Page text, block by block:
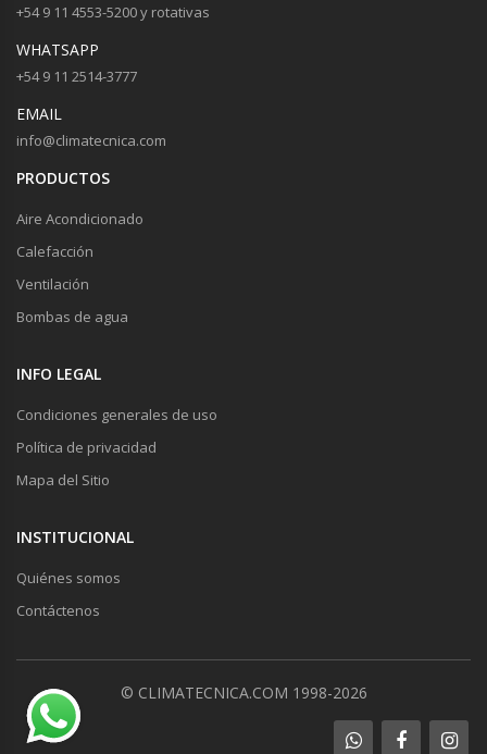
+54 9 11 4553-5200 y rotativas
WHATSAPP
+54 9 11 2514-3777
EMAIL
info@climatecnica.com
PRODUCTOS
Aire Acondicionado
Calefacción
Ventilación
Bombas de agua
INFO LEGAL
Condiciones generales de uso
Política de privacidad
Mapa del Sitio
INSTITUCIONAL
Quiénes somos
Contáctenos
© CLIMATECNICA.COM 1998-2026